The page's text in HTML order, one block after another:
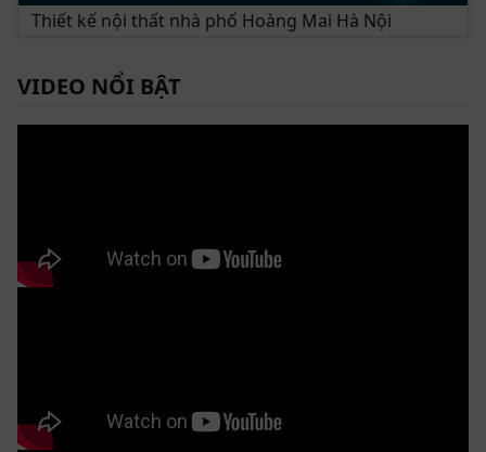
Thiết kế nội thất nhà phố Hoàng Mai Hà Nội
VIDEO NỔI BẬT